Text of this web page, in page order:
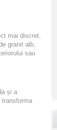
mai discret,
granit alb,
sau
și a